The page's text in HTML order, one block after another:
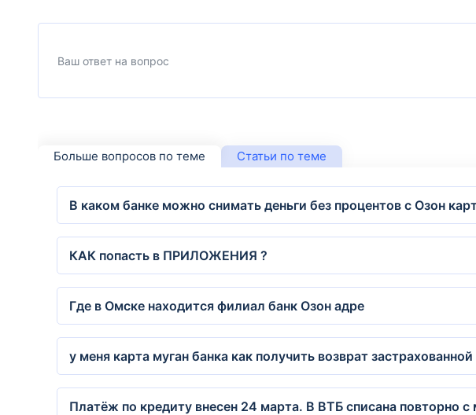
Больше вопросов по теме Статьи по теме
В каком банке можно снимать деньги без процентов с Озон
КАК попасть в ПРИЛОЖЕНИЯ ?
Где в Омске находится филиал банк Озон адре
у меня карта муган банка как получить возврат
Платёж по кредиту внесен 24 марта. В ВТБ списана повторно